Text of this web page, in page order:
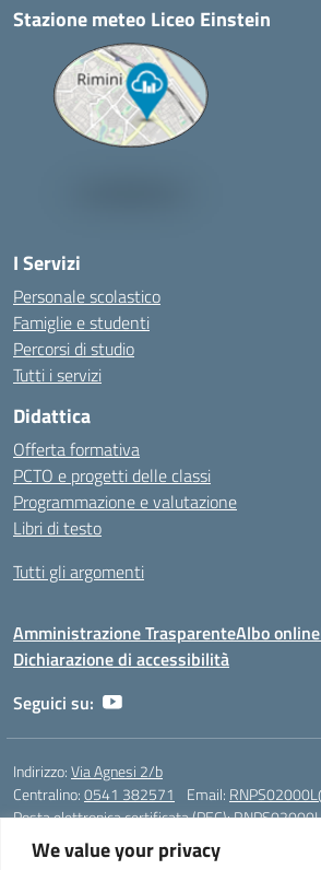
We value your privacy
Stazione meteo Liceo Einstein
I Servizi
Personale scolastico
Famiglie e studenti
Percorsi di studio
Tutti i servizi
Didattica
Offerta formativa
PCTO e progetti delle classi
Programmazione e valutazione
Libri di testo
Tutti gli argomenti
Amministrazione TrasparenteAlbo online
Dichiarazione di accessibilità
Seguici su:
Indirizzo:Via Agnesi 2/b
Centralino:0541 382571 Email:
Posta elettronica certificata (PEC):
Codice fiscale: 82009530401